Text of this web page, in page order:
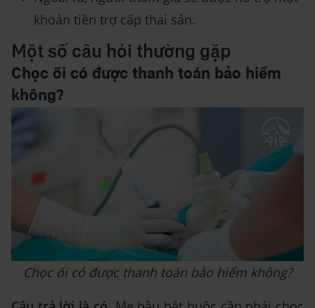
khoản tiền trợ cấp thai sản.
Một số câu hỏi thường gặp
Chọc ối có được thanh toán bảo hiểm
không?
Chọc ối có được thanh toán bảo hiểm không?